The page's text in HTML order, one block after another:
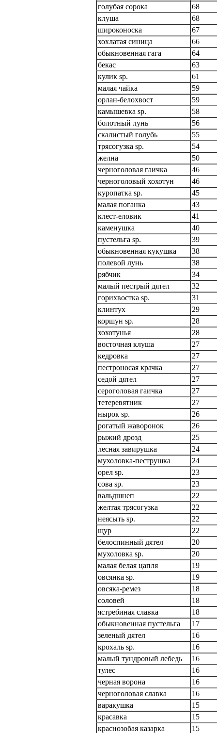
голубая сорока
68
клуша
68
широконоска
67
хохлатая синица
66
обыкновенная гага
64
бекас
63
кулик sp.
61
малая чайка
59
орлан-белохвост
59
камышевка sp.
58
болотный лунь
56
скалистый голубь
55
трясогузка sp.
54
желна
50
черноголовая гаичка
46
черноголовый хохотун
46
куропатка sp.
45
малая поганка
43
клест-еловик
41
каменушка
40
пустельга sp.
39
обыкновенная кукушка
38
полевой лунь
38
рябчик
34
малый пестрый дятел
32
горихвостка sp.
31
клинтух
29
коршун sp.
28
хохотунья
28
восточная клуша
27
кедровка
27
пестроносая крачка
27
седой дятел
27
сероголовая гаичка
27
тетеревятник
27
нырок sp.
26
рогатый жаворонок
26
рыжий дрозд
25
лесная завирушка
24
мухоловка-пеструшка
24
орел sp.
23
сова sp.
23
вальдшнеп
22
желтая трясогузка
22
неясыть sp.
22
щур
22
белоспинный дятел
20
мухоловка sp.
20
малая белая цапля
19
овсянка sp.
19
овсяка-ремез
18
соловей
18
ястребиная славка
18
обыкновенная пустельга
17
зеленый дятел
16
крохаль sp.
16
малый тундровый лебедь
16
тулес
16
черная ворона
16
черноголовая славка
16
варакушка
15
красавка
15
краснозобая казарка
15